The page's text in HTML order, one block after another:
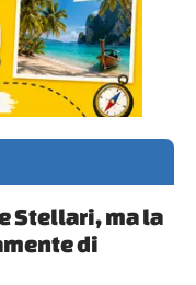
Stellari, ma la
di